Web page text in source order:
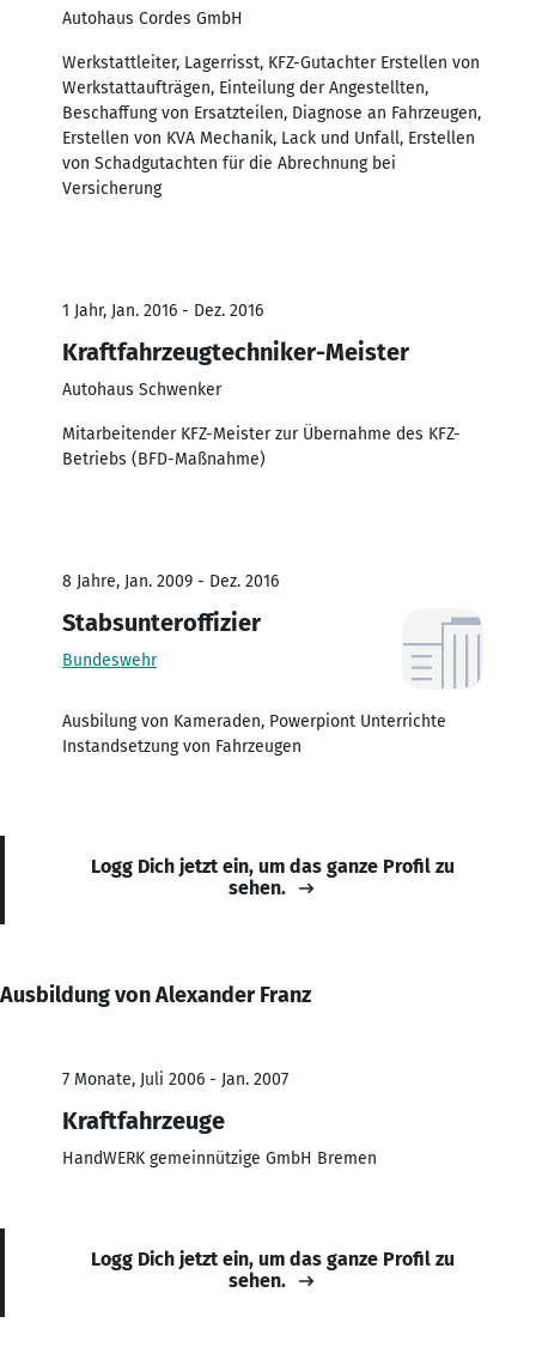
Autohaus Cordes GmbH
Werkstattleiter, Lagerrisst, KFZ-Gutachter Erstellen von
Werkstattaufträgen, Einteilung der Angestellten,
Beschaffung von Ersatzteilen, Diagnose an Fahrzeugen,
Erstellen von KVA Mechanik, Lack und Unfall, Erstellen
von Schadgutachten für die Abrechnung bei
Versicherung
1 Jahr, Jan. 2016 - Dez. 2016
Kraftfahrzeugtechniker-Meister
Autohaus Schwenker
Mitarbeitender KFZ-Meister zur Übernahme des KFZ-
Betriebs (BFD-Maßnahme)
8 Jahre, Jan. 2009 - Dez. 2016
Stabsunteroffizier
Bundeswehr
Ausbilung von Kameraden, Powerpiont Unterrichte
Instandsetzung von Fahrzeugen
Logg Dich jetzt ein, um das ganze Profil zu
sehen.
Ausbildung von Alexander Franz
7 Monate, Juli 2006 - Jan. 2007
Kraftfahrzeuge
HandWERK gemeinnützige GmbH Bremen
Logg Dich jetzt ein, um das ganze Profil zu
sehen.